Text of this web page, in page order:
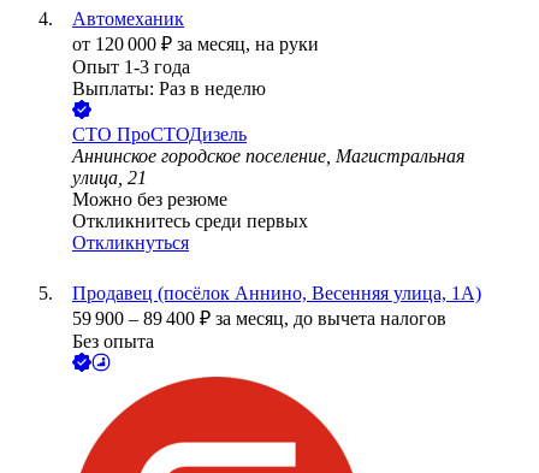
Автомеханик
от 120 000 ₽ за месяц, на руки
Опыт 1-3 года
Выплаты: Раз в неделю
СТО ПроСТОДизель
Аннинское городское поселение, Магистральная
улица, 21
Можно без резюме
Откликнитесь среди первых
Откликнуться
Продавец (посёлок Аннино, Весенняя улица, 1А)
59 900 – 89 400 ₽ за месяц, до вычета налогов
Без опыта